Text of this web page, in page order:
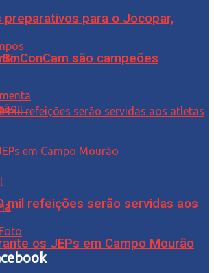
preparativos para o Jocopar,
são campeões
mil refeições serão servidas aos
os JEPs em Campo Mourão